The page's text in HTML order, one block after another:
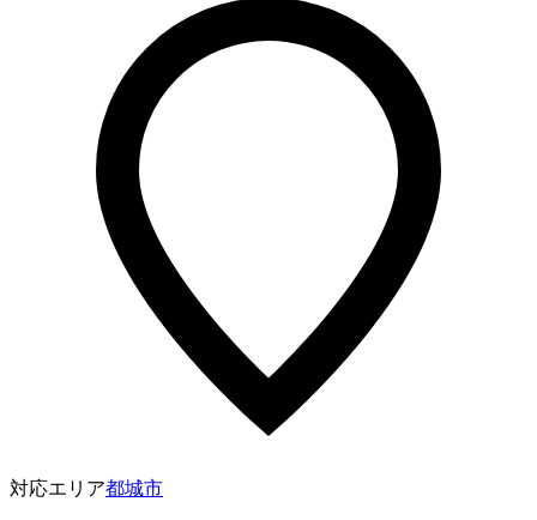
対応エリア都城市